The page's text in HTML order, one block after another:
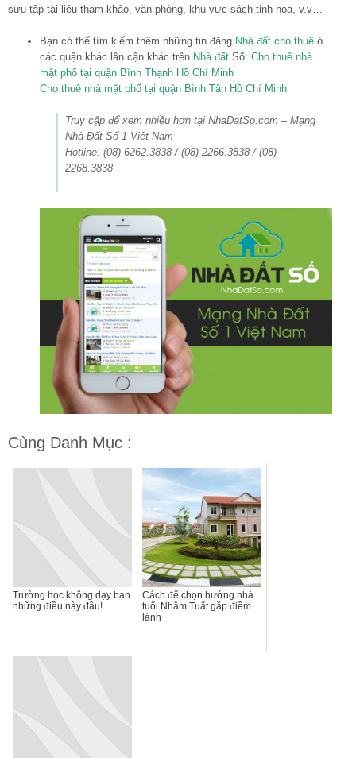
sưu tập tài liệu tham khảo, văn phòng, khu vực sách tinh hoa, v.v…
Bạn có thể tìm kiếm thêm những tin đăng Nhà đất cho thuê ở
các quận khác lân cận khác trên Nhà đất Số: Cho thuê nhà
mặt phố tại quận Bình Thạnh Hồ Chí Minh
Cho thuê nhà mặt phố tại quận Bình Tân Hồ Chí Minh
Truy cập để xem nhiều hơn tại NhaDatSo.com – Mạng
Nhà Đất Số 1 Việt Nam
Hotline: (08) 6262.3838 / (08) 2266.3838 / (08)
2268.3838
Cùng Danh Mục :
Trường học không dạy bạn
những điều này đâu!
Cách để chọn hướng nhà
tuổi Nhâm Tuất gặp điềm
lành